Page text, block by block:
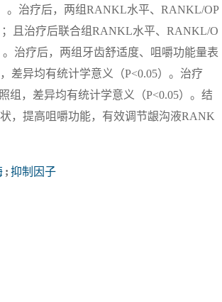
。治疗后，两组RANKL水平、RANKL/OP
且治疗后联合组RANKL水平、RANKL/O
治疗后，两组牙齿舒适度、咀嚼功能量表
差异均有统计学意义（P<0.05）。治疗
组，差异均有统计学意义（P<0.05）。结
，提高咀嚼功能，有效调节龈沟液RANK
; 抑制因子